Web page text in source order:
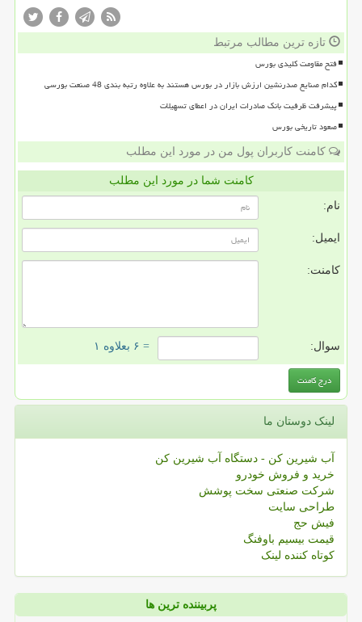
تازه ترین مطالب مرتبط
فتح مقاومت کلیدی بورس
کدام صنایع صدرنشین ارزش بازار در بورس هستند به علاوه رتبه بندی 48 صنعت بورسی
پیشرفت ظرفیت بانک صادرات ایران در اعطای تسهیلات
صعود تاریخی بورس
کامنت کاربران پول من در مورد این مطلب
کامنت شما در مورد این مطلب
نام:
ایمیل:
کامنت:
سوال: = ۶ بعلاوه ۱
لینک دوستان ما
آب شیرین کن - دستگاه آب شیرین کن
خرید و فروش خودرو
شرکت صنعتی سخت پوشش
طراحی سایت
فیش حج
قیمت بیسیم باوفنگ
کوتاه کننده لینک
پربیننده ترین ها